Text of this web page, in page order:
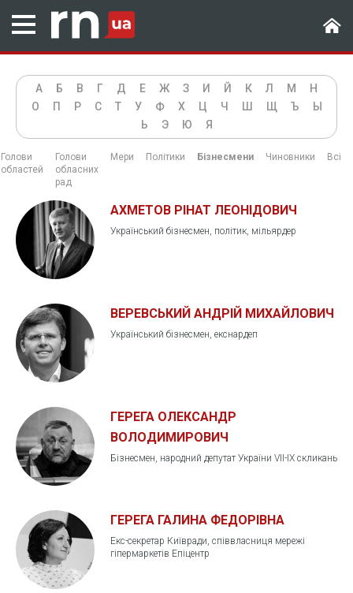
А Б В Г Д Е Ж З И Й К Л М
Н
О
П Р С Т У Ф Х Ц Ч Ш Щ Ъ
Ы
Ь
Э Ю Я
Голови
областей
Голови
обласних
рад
Мери Політики Бізнесмени Чиновники Всі
АХМЕТОВ РІНАТ ЛЕОНІДОВИЧ
Український бізнесмен, політик, мільярдер
ВЕРЕВСЬКИЙ АНДРІЙ МИХАЙЛОВИЧ
Український бізнесмен, екснардеп
ГЕРЕГА ОЛЕКСАНДР
ВОЛОДИМИРОВИЧ
Бізнесмен, народний депутат України VII-IX скликань
ГЕРЕГА ГАЛИНА ФЕДОРІВНА
Екс-секретар Київради, співвласниця мережі
гіпермаркетів Епіцентр